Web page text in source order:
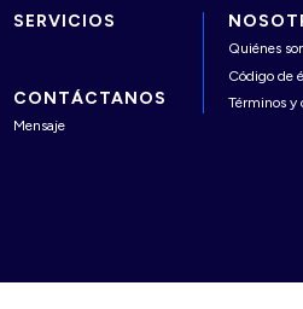
SERVICIOS
CONTÁCTANOS
Mensaje
Quiénes
Código de
Términos y